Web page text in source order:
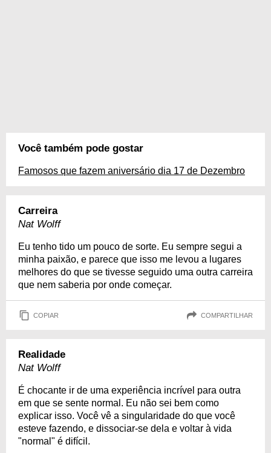
Você também pode gostar
Famosos que fazem aniversário dia 17 de Dezembro
Carreira
Nat Wolff
Eu tenho tido um pouco de sorte. Eu sempre segui a
minha paixão, e parece que isso me levou a lugares
melhores do que se tivesse seguido uma outra carreira
que nem saberia por onde começar.
COPIAR COMPARTILHAR
Realidade
Nat Wolff
É chocante ir de uma experiência incrível para outra
em que se sente normal. Eu não sei bem como
explicar isso. Você vê a singularidade do que você
esteve fazendo, e dissociar-se dela e voltar à vida
"normal" é difícil.